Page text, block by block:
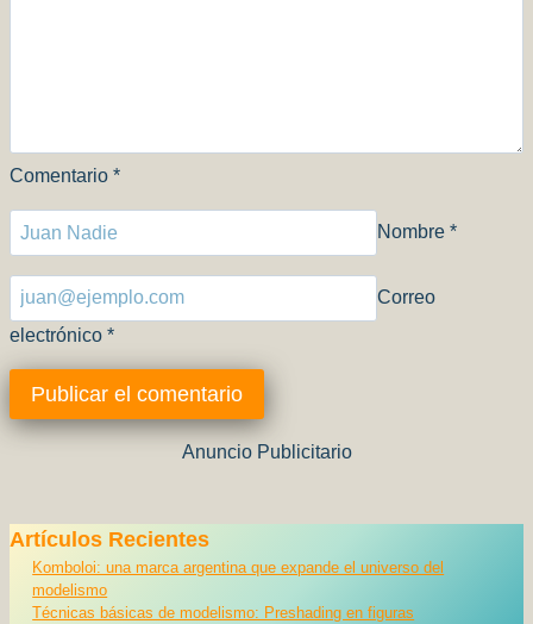
Comentario *
Nombre *
Correo
electrónico *
Anuncio Publicitario
Artículos Recientes
Komboloi: una marca argentina que expande el universo del
modelismo
Técnicas básicas de modelismo: Preshading en figuras